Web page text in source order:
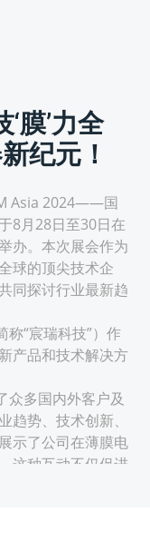
膜’力全
纪元！
Asia 2024——国
8月28日至30日在
办。本次展会作为
球的顶尖技术企
同探讨行业最新趋
称“宸瑞科技”）作
产品和技术解决方
众多国内外客户及
趋势、技术创新、
示了公司在薄膜电
这种互动不仅促进